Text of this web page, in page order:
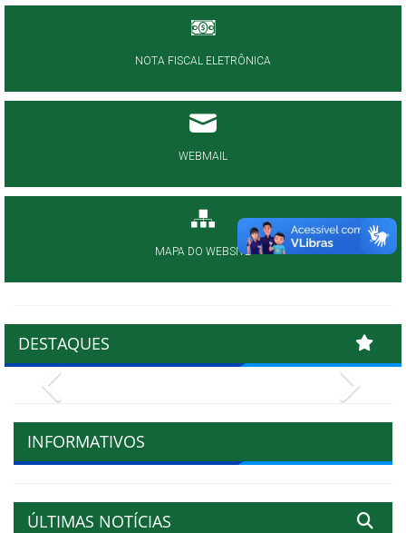
NOTA FISCAL ELETRÔNICA
WEBMAIL
MAPA DO WEBSITE
DESTAQUES
INFORMATIVOS
ÚLTIMAS NOTÍCIAS